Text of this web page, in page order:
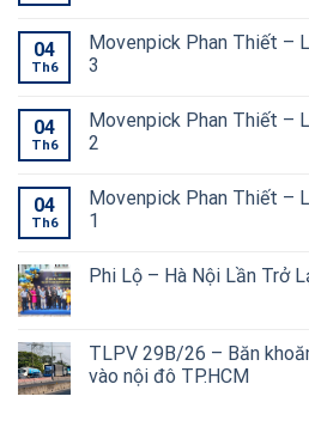
04
Th6
Movenpick Phan Thiết –
3
04
Th6
Movenpick Phan Thiết –
2
04
Th6
Movenpick Phan Thiết –
1
Phi Lộ – Hà Nội Lần Trở
TLPV 29B/26 – Băn
vào nội đô TP.HCM